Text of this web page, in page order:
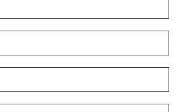
einen Computer.
Behalten Sie mit der Multi-
Kontrolle über Ihre
Stromtarifen profitieren und